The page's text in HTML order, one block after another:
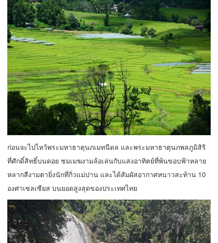
ก่อนจะไปไหว้พระมหาธาตุนภเมทนีดล และพระมหาธาตุนภพลภูมิสิริ
ที่ศักดิ์สิทธิ์บนดอย ชมเมฆงามล้อเล่นกับแสงอาทิตย์ที่พ้นขอบฟ้าหลาย
หลากสีงามตายิ่งนักที่กิ่วแม่ปาน และได้สัมผัสอากาศหนาวสะท้าน 10
องศาเซลเซียส บนยอดสูงสุดของประเทศไทย